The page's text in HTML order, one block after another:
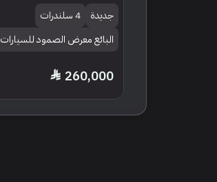
جديدة
4 سلندرات
البائع معرض الصمود للسيارات
260,000